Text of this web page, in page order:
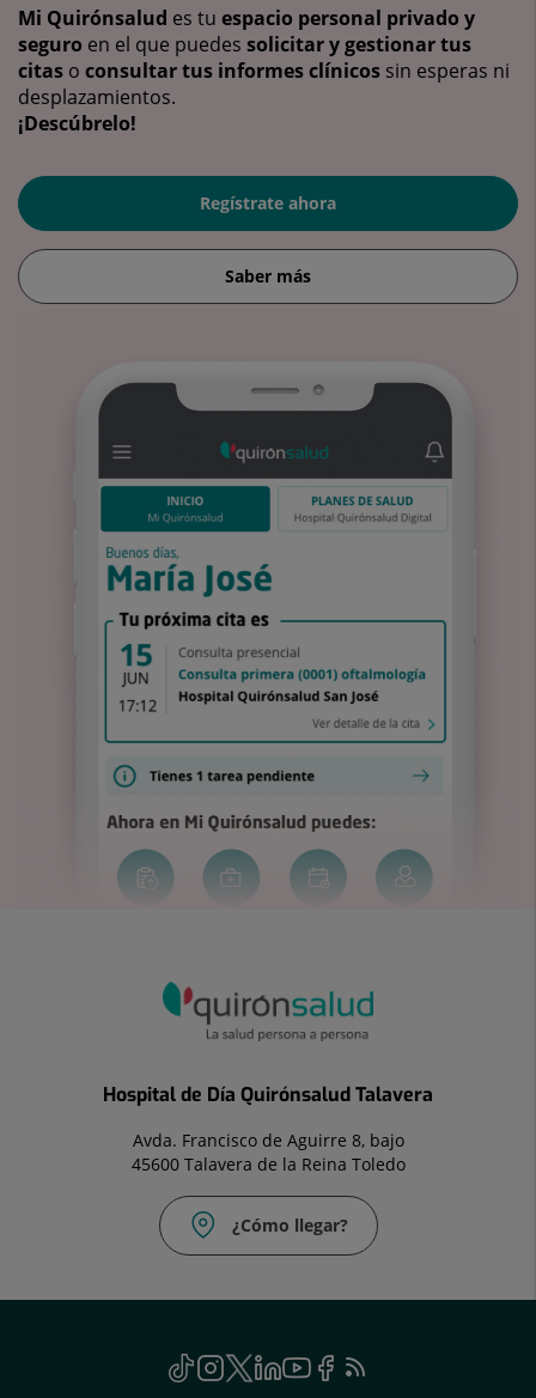
Mi Quirónsalud es tu espacio personal privado y
seguro en el que puedes solicitar y gestionar tus
citas o consultar tus informes clínicos sin esperas ni
desplazamientos.
¡Descúbrelo!
Regístrate ahora
Saber más
Hospital de Día Quirónsalud Talavera
Avda. Francisco de Aguirre 8, bajo
45600 Talavera de la Reina Toledo
¿Cómo llegar?
TikTok
Este
enlace
Instagram
Este
enlace
Twitter
Este
enlace
Linkedin
Este
enlace
Youtube
Este
enlace
Facebook
Este
enlace
Feed
Este